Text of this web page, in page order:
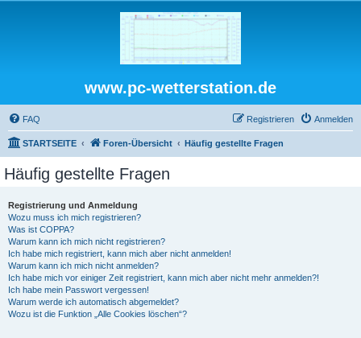
www.pc-wetterstation.de
FAQ Anmelden
Registrieren
STARTSEITE Foren-Übersicht Häufig gestellte Fragen
Häufig gestellte Fragen
Registrierung und Anmeldung
Wozu muss ich mich registrieren?
Was ist COPPA?
Warum kann ich mich nicht registrieren?
Ich habe mich registriert, kann mich aber nicht anmelden!
Warum kann ich mich nicht anmelden?
Ich habe mich vor einiger Zeit registriert, kann mich aber nicht mehr anmelden?!
Ich habe mein Passwort vergessen!
Warum werde ich automatisch abgemeldet?
Wozu ist die Funktion „Alle Cookies löschen“?